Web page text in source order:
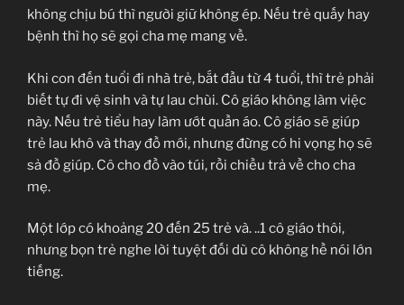
không chịu bú thì người giữ không ép. Nếu trẻ quấy hay
bệnh thì họ sẽ gọi cha mẹ mang về.
Khi con đến tuổi đi nhà trẻ, bắt đầu từ 4 tuổi, thì trẻ phải
biết tự đi vệ sinh và tự lau chùi. Cô giáo không làm việc
này. Nếu trẻ tiểu hay làm ướt quần áo. Cô giáo sẽ giúp
trẻ lau khô và thay đồ mới, nhưng đừng có hi vọng họ sẽ
sả đồ giúp. Cô cho đồ vào túi, rồi chiều trả về cho cha
mẹ.
Một lớp có khoảng 20 đến 25 trẻ và. ..1 cô giáo thôi,
nhưng bọn trẻ nghe lời tuyệt đối dù cô không hề nói lớn
tiếng.